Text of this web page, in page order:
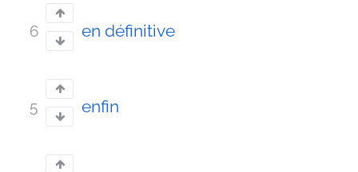
6 en définitive
5 enfin